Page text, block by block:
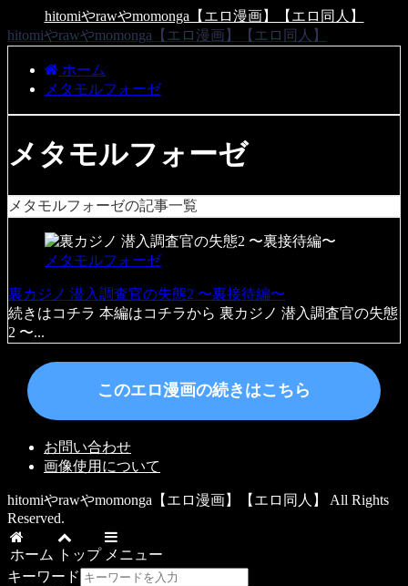
hitomiやrawやmomonga【エロ漫画】【エロ同人】
hitomiやrawやmomonga【エロ漫画】【エロ同人】
ホーム
メタモルフォーゼ
メタモルフォーゼ
メタモルフォーゼの記事一覧
メタモルフォーゼ
裏カジノ 潜入調査官の失態2 〜裏接待編〜
続きはコチラ 本編はコチラから 裏カジノ 潜入調査官の失態
2 〜...
このエロ漫画の続きはこちら
お問い合わせ
画像使用について
hitomiやrawやmomonga【エロ漫画】【エロ同人】 All Rights
Reserved.
ホーム トップ メニュー
キーワード